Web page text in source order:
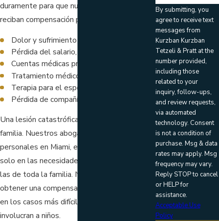
duramente para que nuestros clientes
reciban compensación por todo, incluyendo:
Dolor y sufrimiento
Pérdida del salario, pasado y futuro
Cuentas médicas previas
Tratamiento médico futuro
Terapia para el esposo(a) e hijos
Pérdida de compañía
Una lesión catastrófica, afecta a toda la
familia. Nuestros abogados de lesiones
personales en Miami, están enfocados no
solo en las necesidades de la víctima, sino en
las de toda la familia. Nosotros podemos
obtener una compensación completa, incluso
en los casos más difíciles como aquellos que
involucran a niños.
By submitting, you
agree to receive text
messages from
Kurzban Kurzban
Tetzeli & Pratt at the
number provided,
including those
related to your
inquiry, follow-ups,
and review requests,
via automated
technology. Consent
is not a condition of
purchase. Msg & data
rates may apply. Msg
frequency may vary.
Reply STOP to cancel
or HELP for
assistance.
Acceptable Use
Policy